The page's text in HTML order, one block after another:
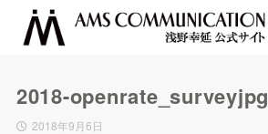
2018-openrate_surveyjpg
2018年9月6日